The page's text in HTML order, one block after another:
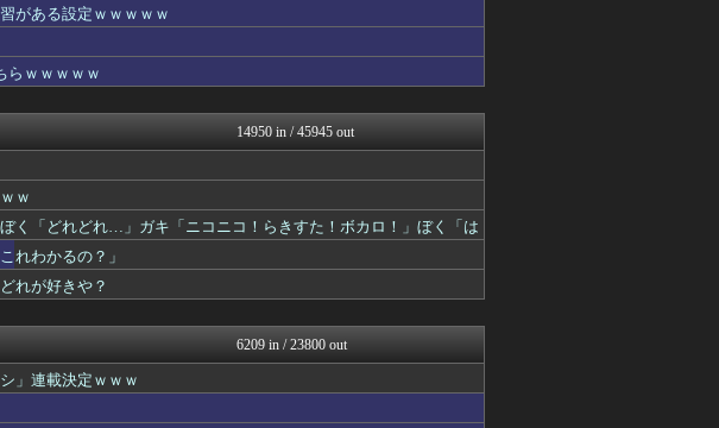
わんこーる速報！
アニゲー速報
てしまうw
ガンプラ ログ
ぐら速 -声優まとめ速報-
った」→結果ｗｗ...
わんこーる速報！
ｗｗ
わんこーる速報！
は」5...
おたくみくす 声優まとめ
ンジ強...
GUNDAM.LOG｜ガン...
ｗｗｗｗ
ぴこ速(〃'∇'〃)？
ああ言えばForYou
マ）世界線が追...
おたくみくす 声優まとめ
がある設定ｗｗｗｗｗ
らｗｗｗｗｗ
14950 in / 45945 out
ｗ
く「どれどれ…」ガキ「ニコニコ！らきすた！ボカロ！」ぼく「は
れわかるの？」
れが好きや？
6209 in / 23800 out
」連載決定ｗｗｗ